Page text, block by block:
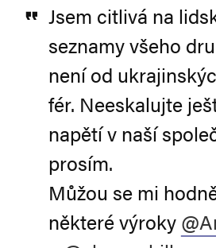
Jsem citlivá na
seznamy všeho
není od
fér. Neeskalujte
napětí v naší
prosím.
Můžou se mi
některé výroky